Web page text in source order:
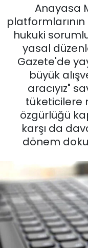
Anayasa
hukuki
yasal
Gazete'de
büyük
aracıyız"
tüketicilere
özgürlüğü
karşı da
dönem
EĞİTİM
EKONOMİ
English News
GÜNCEL
KÜLTÜR
MAGAZİN
POLİTİKA
SAĞLIK
Siyaset
SPOR
Tüm
Son Dakika
Haber Arşivi